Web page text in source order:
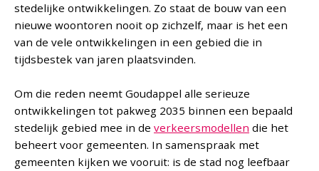
stedelijke ontwikkelingen. Zo staat de bouw van een
nieuwe woontoren nooit op zichzelf, maar is het een
van de vele ontwikkelingen in een gebied die in
tijdsbestek van jaren plaatsvinden.
Om die reden neemt Goudappel alle serieuze
ontwikkelingen tot pakweg 2035 binnen een bepaald
stedelijk gebied mee in deverkeersmodellen die het
beheert voor gemeenten. In samenspraak met
gemeenten kijken we vooruit: is de stad nog leefbaar